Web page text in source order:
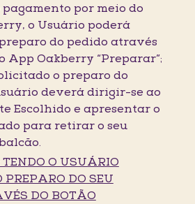
por meio do
o Usuário poderá
do pedido através
App Oakberry “Preparar”;
o preparo do
deverá dirigir-se ao
Escolhido e apresentar o
para retirar o seu
O USUÁRIO
DO SEU
DO BOTÃO